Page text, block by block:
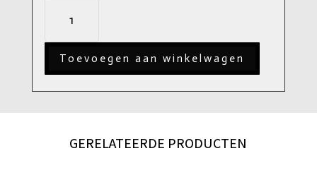
Mondial
Lounge
aantal
Toevoegen aan winkelwagen
GERELATEERDE PRODUCTEN